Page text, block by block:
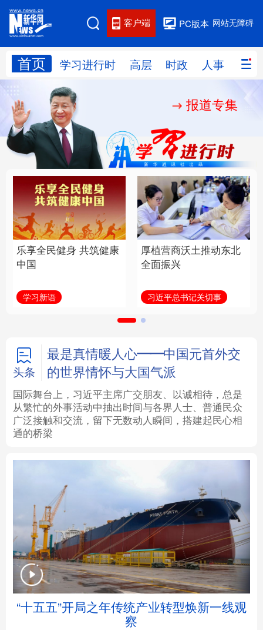
网站无障碍
PC版本
客户端
首页 学习进行时 高层 时政 人事 国际
网站地图
学习进行时 人事
国际 财经 网评
思客智库 全球连线 教育
科技 科创 量子 体育
文化 书画 健康 军事
访谈 视频 图片 政务
学术中国 乡村振兴 银龄 溯源中国
城市 旅游 能源
彩票 娱乐 时尚 悦读
公益
地方频道
北京 天津 河北 山西
辽宁 吉林 上海 江苏
浙江 安徽 福建 江西
报道专集
乐享全民健身 共筑健康
中国
学习新语
厚植营商沃土推动东北
全面振兴
习近平总书记关切事
头条
最是真情暖人心——中国元首外交
的世界情怀与大国气派
国际舞台上，习近平主席广交朋友、以诚相待，总是
从繁忙的外事活动中抽出时间与各界人士、普通民众
广泛接触和交流，留下无数动人瞬间，搭建起民心相
通的桥梁
“十五五”开局之年传统产业转型焕新一线观
察